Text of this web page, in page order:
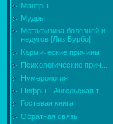
Мантры
Мудры
Mетафизика болезней и
недугов [Лиз Бурбо]
Кармические причины ...
Психологические прич...
Нумерология
Цифры - Ангельская т...
Гостевая книга
Обратная связь